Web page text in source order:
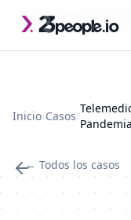
Última actualización: 2026-
Inicio/Casos/
Pandemia
← Todos los casos